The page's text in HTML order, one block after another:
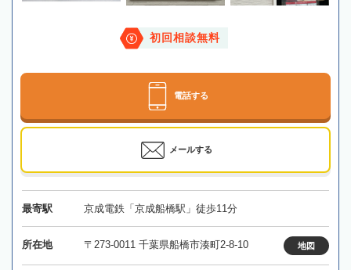
初回相談無料
電話する
メールする
最寄駅 京成電鉄「京成船橋駅」徒歩11分
所在地 〒273-0011 千葉県船橋市湊町2-8-10 地図